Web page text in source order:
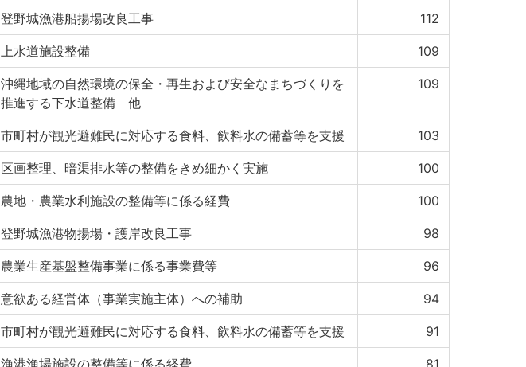
登野城漁港船揚場改良工事 112
上水道施設整備 109
沖縄地域の自然環境の保全・再生および安全なまちづくりを
推進する下水道整備 他
109
市町村が観光避難民に対応する食料、飲料水の備蓄等を支援 103
区画整理、暗渠排水等の整備をきめ細かく実施 100
農地・農業水利施設の整備等に係る経費 100
登野城漁港物揚場・護岸改良工事 98
農業生産基盤整備事業に係る事業費等 96
意欲ある経営体（事業実施主体）への補助 94
市町村が観光避難民に対応する食料、飲料水の備蓄等を支援 91
漁港漁場施設の整備等に係る経費 81